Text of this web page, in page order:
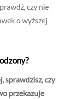
czy nie
o wyższej
sprawdzisz, czy
przekazuje